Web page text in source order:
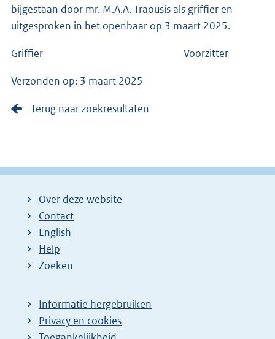
bijgestaan door mr. M.A.A. Traousis als griffier en
uitgesproken in het openbaar op 3 maart 2025.
Griffier Voorzitter
Verzonden op: 3 maart 2025
Terug naar zoekresultaten
Over deze website
Contact
English
Help
Zoeken
Informatie hergebruiken
Privacy en cookies